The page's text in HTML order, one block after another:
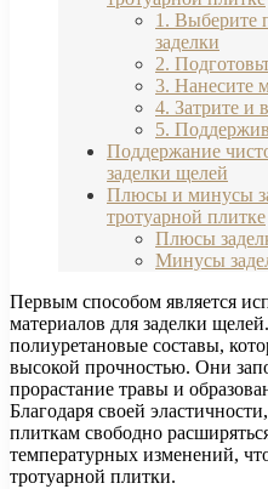
1. Выберите
заделки
2.
3. Нанесите
4. Затрите и
5.
Поддержание
заделки щелей
Плюсы и минусы
тротуарной плитке
Плюсы
Минусы
Первым способом является
материалов для заделки
полиуретановые составы,
высокой прочностью. Они
прорастание травы и
Благодаря своей
плиткам свободно
температурных изменений,
тротуарной плитки.